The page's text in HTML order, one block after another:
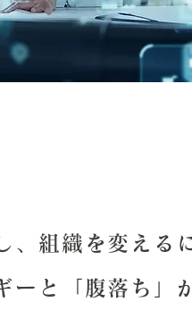
、組織を変える
ーと「腹落ち」